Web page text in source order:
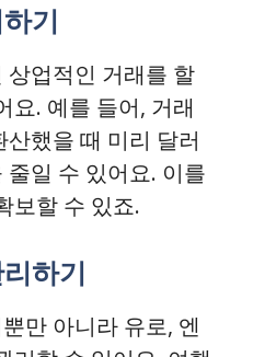
기
상업적인 거래를 할
요. 예를 들어, 거래
했을 때 미리 달러
일 수 있어요. 이를
보할 수 있죠.
하기
만 아니라 유로, 엔